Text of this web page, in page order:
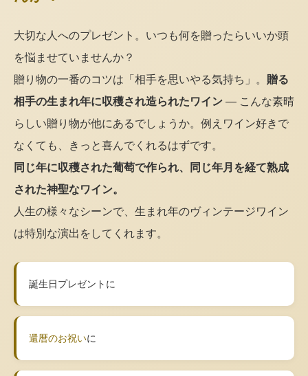
大切な人へのプレゼント。いつも何を贈ったらいいか頭
を悩ませていませんか？
贈り物の一番のコツは「相手を思いやる気持ち」。 贈る
相手の生まれ年に収穫され造られたワイン — こんな素晴
らしい贈り物が他にあるでしょうか。例えワイン好きで
なくても、きっと喜んでくれるはずです。
同じ年に収穫された葡萄で作られ、同じ年月を経て熟成
された神聖なワイン。
人生の様々なシーンで、生まれ年のヴィンテージワイン
は特別な演出をしてくれます。
誕生日プレゼントに
還暦のお祝いに